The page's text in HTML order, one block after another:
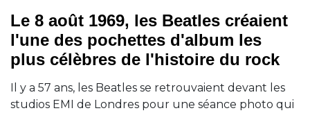
Le 8 août 1969, les Beatles créaient
l'une des pochettes d'album les
plus célèbres de l'histoire du rock
Il y a 57 ans, les Beatles se retrouvaient devant les
studios EMI de Londres pour une séance photo qui